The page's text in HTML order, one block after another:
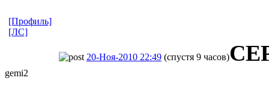
[Профиль]
[ЛС]
gemi2
20-Ноя-2010 22:49 (спустя 9 часов)